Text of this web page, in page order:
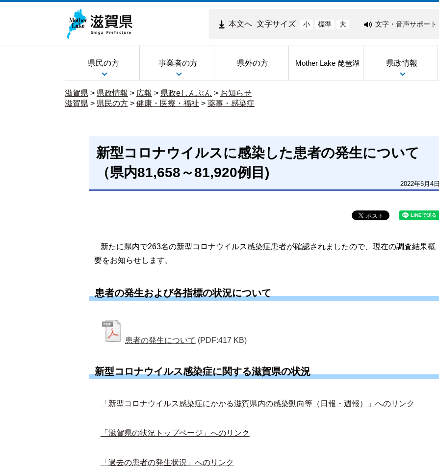
本文へ 文字サイズ 小 標準 大 文字・音声サポート
県民の方 事業者の方 県外の方 Mother Lake 琵琶湖 県政情報
滋賀県 > 県政情報 > 広報 > 県政eしんぶん > お知らせ
滋賀県 > 県民の方 > 健康・医療・福祉 > 薬事・感染症
新型コロナウイルスに感染した患者の発生について
（県内81,658～81,920例目)
2022年5月4日
新たに県内で263名の新型コロナウイルス感染症患者が確認されましたので、現在の調査結果概
要をお知らせします。
患者の発生および各指標の状況について
患者の発生について (PDF:417 KB)
新型コロナウイルス感染症に関する滋賀県の状況
「新型コロナウイルス感染症にかかる滋賀県内の感染動向等（日報・週報）」へのリンク
「滋賀県の状況トップページ」へのリンク
「過去の患者の発生状況」へのリンク